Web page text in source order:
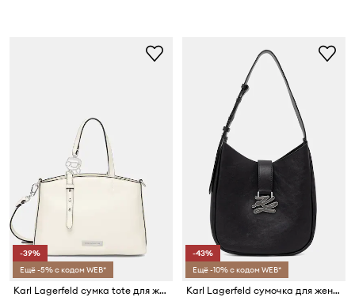
-39%
Ещё -5% с кодом WEB*
Karl Lagerfeld сумка tote для женщин из искусственной кожи IKON
-43%
Ещё -10% с кодом WEB*
Karl Lagerfeld сумочка для женщин из кожи K/AUTOGRAPH